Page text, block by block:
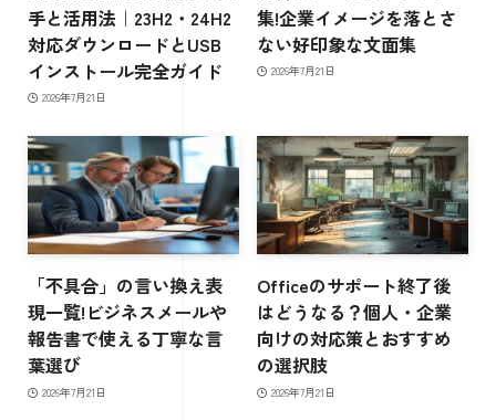
手と活用法｜23H2・24H2
対応ダウンロードとUSB
インストール完全ガイド
2026年7月21日
集!企業イメージを落とさ
ない好印象な文面集
2026年7月21日
「不具合」の言い換え表
現一覧!ビジネスメールや
報告書で使える丁寧な言
葉選び
2026年7月21日
Officeのサポート終了後
はどうなる？個人・企業
向けの対応策とおすすめ
の選択肢
2026年7月21日